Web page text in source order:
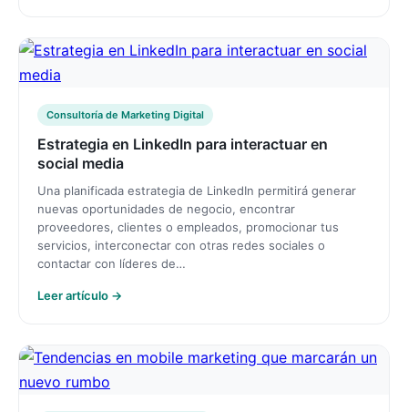
Consultoría de Marketing Digital
Estrategia en LinkedIn para interactuar en
social media
Una planificada estrategia de LinkedIn permitirá generar
nuevas oportunidades de negocio, encontrar
proveedores, clientes o empleados, promocionar tus
servicios, interconectar con otras redes sociales o
contactar con líderes de…
Leer artículo →